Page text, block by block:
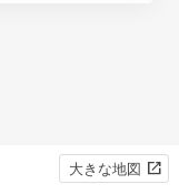
大きな地図